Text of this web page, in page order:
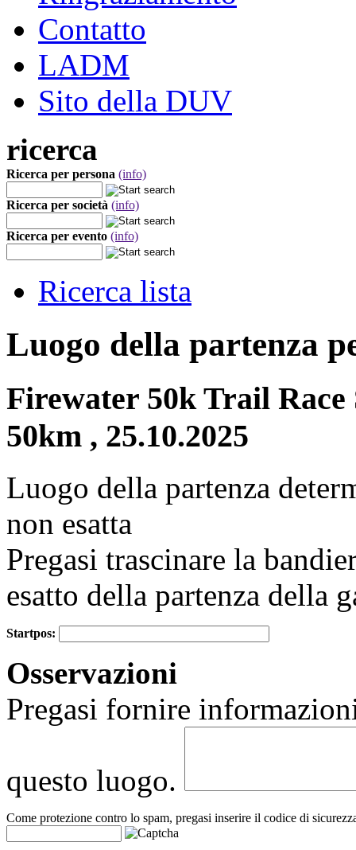
Contatto
LADM
Sito della DUV
ricerca
Ricerca per persona (info)
Ricerca per società (info)
Ricerca per evento (info)
Ricerca lista
Luogo della partenza
Firewater 50k Trail Race
50km , 25.10.2025
Luogo della partenza
non esatta
Pregasi trascinare la
esatto della partenza della
−
Startpos:
Osservazioni
Pregasi fornire
questo luogo.
Come protezione contro lo spam, pregasi inserire il codice di